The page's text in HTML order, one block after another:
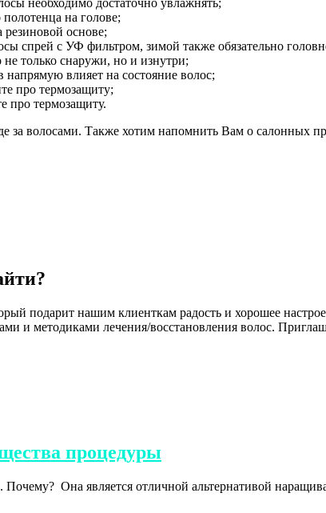
необходимо достаточно увлажнять;
на голове;
резиновой основе;
спрей с УФ фильтром, зимой также обязательно
только снаружи, но и изнутри;
влияет на состояние волос;
про термозащиту;
про термозащиту.
волосами. Также хотим напомнить Вам о салонных
подарит нашим клиенткам радость и хорошее
и методиками лечения/восстановления волос.
процедуры
Почему? Она является отличной альтернативой